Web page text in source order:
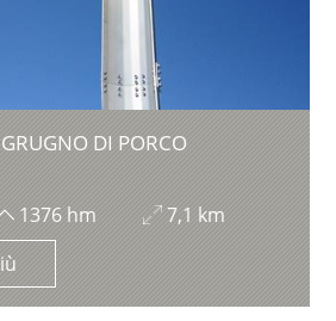
DI PORCO
1376 hm
7,1 km